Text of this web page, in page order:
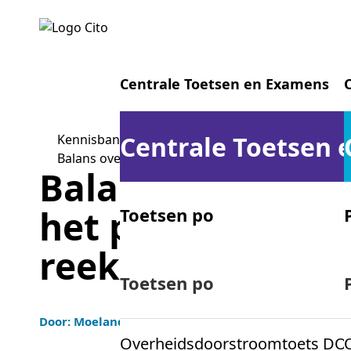
Centrale Toetsen en Examens
Centrale Toetsen
Toetsen po
Toetsen po
Overheidsdoorstroomtoets
Centrale examens vo
Centrale examens mbo
Kennisbank Stichting Cito
Balans over leesstrategieën in het primair
Balans over
het primair
reeks nummer
Door: Moelands, F., Jongen, I., van der Schoot, F., &